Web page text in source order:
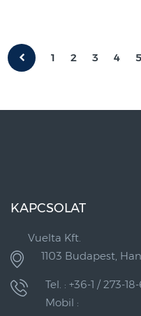
1 2 3 4 5
KAPCSOLAT
Vuelta Kft.
1103 Budapest,
Tel. : +36-1 / 273-18-
Mobil :